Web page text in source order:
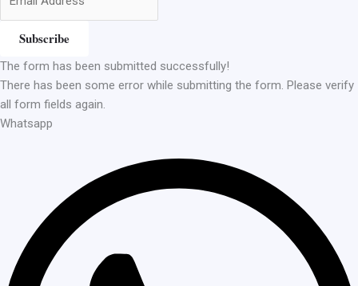
Subscribe
The form has been submitted successfully!
There has been some error while submitting the form. Please verify
all form fields again.
Whatsapp